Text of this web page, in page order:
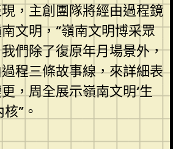
主創團隊將經由過程鏡
文明，“嶺南文明博采眾
們除了復原年月場景外，
程三條故事線，來詳細表
，周全展示嶺南文明‘生
”。